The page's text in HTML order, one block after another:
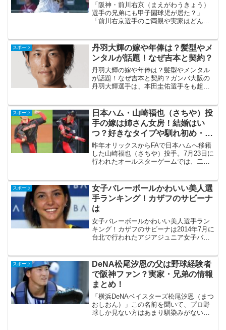
「阪神・前川右京（まえがわうきょう）
選手の兄弟にも甲子園球児が居た？」
「前川右京選手のご両親や実家はどんな
この記事では、前川右京選手の兄の出身
校や実力、兄弟の関係性につ...
スポーツ
丹羽大輝の嫁や年俸は？髪型やメ
ンタルが話題！なぜ吉本と契約？
丹羽大輝の嫁や年俸は？髪型やメンタル
が話題！なぜ吉本と契約？ガンバ大阪の
丹羽大輝選手は、本田圭佑選手をも超え
ですが、強気な発言やしっかりとチーム
を思う気持ちなどをストレ...
スポーツ
日本ハム・山崎福也（さちや）投
手の嫁は姉さん女房！結婚はい
つ？好きなタイプや馴れ初め・家
族についても紹介！
昨年オリックスからFAで日本ハムへ移籍
した山崎福也（さちや）投手。7月23日に
行われたオールスターゲームでは、二刀
年月日1992年9月9日年齢歳 (現在)出身地
埼玉県所...
スポーツ
女子バレーボールかわいい美人選
手ランキング！カザフのサビーナ
は
女子バレーボールかわいい美人選手ラン
キング！カザフのサビーナは2014年7月に
台北で行われたアジアジュニア女子バレ
ーナ選手！（上の写真はサビーナ選手で
はありません）18...
スポーツ
DeNA松尾汐恩の父は野球経験者
で阪神ファン？実家・兄弟の情報
まとめ！
「横浜DeNAベイスターズ松尾汐恩（まつ
おしおん）」この名前を聞いて、プロ野
球しか見ない方はあまり馴染みがないか